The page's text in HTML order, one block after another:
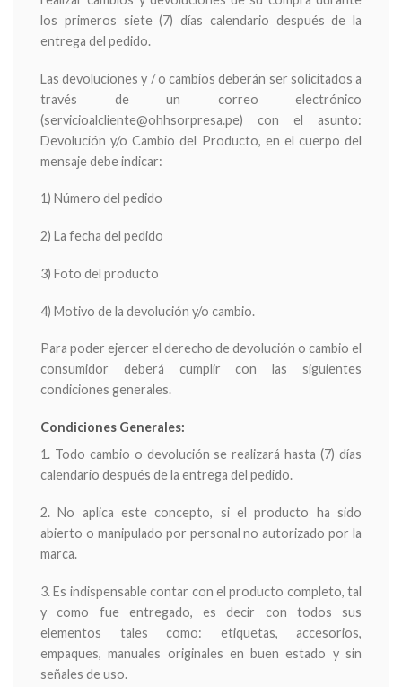
los primeros siete (7) días calendario después de la
entrega del pedido.
Las devoluciones y / o cambios deberán ser solicitados a
través de un correo electrónico
(servicioalcliente@ohhsorpresa.pe) con el asunto:
Devolución y/o Cambio del Producto, en el cuerpo del
mensaje debe indicar:
1) Número del pedido
2) La fecha del pedido
3) Foto del producto
4) Motivo de la devolución y/o cambio.
Para poder ejercer el derecho de devolución o cambio el
consumidor deberá cumplir con las siguientes
condiciones generales.
Condiciones Generales:
1. Todo cambio o devolución se realizará hasta (7) días
calendario después de la entrega del pedido.
2. No aplica este concepto, si el producto ha sido
abierto o manipulado por personal no autorizado por la
marca.
3. Es indispensable contar con el producto completo, tal
y como fue entregado, es decir con todos sus
elementos tales como: etiquetas, accesorios,
empaques, manuales originales en buen estado y sin
señales de uso.